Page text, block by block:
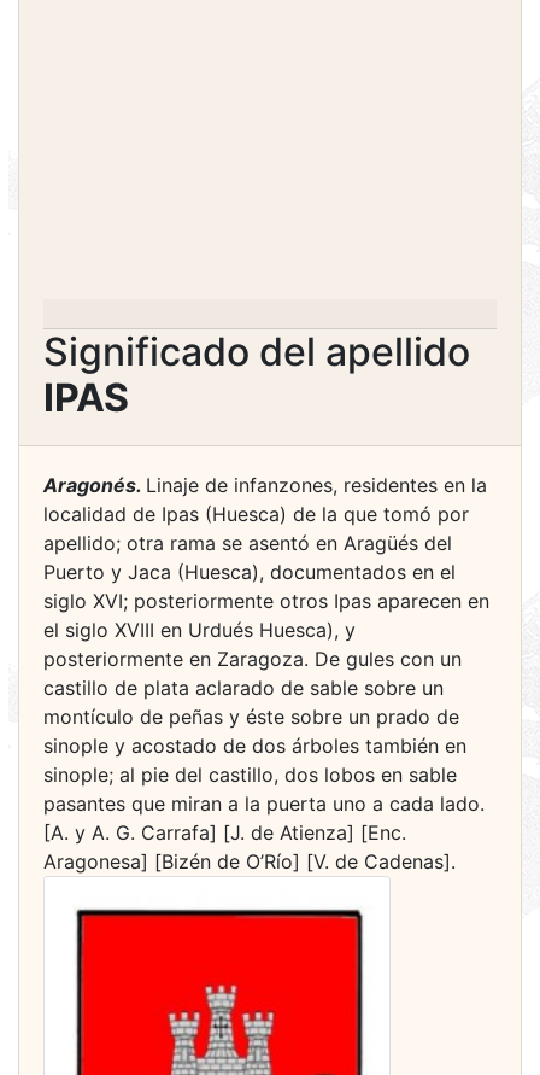
Significado del apellido
IPAS
Aragonés. Linaje de infanzones, residentes en la
localidad de Ipas (Huesca) de la que tomó por
apellido; otra rama se asentó en Aragüés del
Puerto y Jaca (Huesca), documentados en el
siglo XVI; posteriormente otros Ipas aparecen en
el siglo XVIII en Urdués Huesca), y
posteriormente en Zaragoza. De gules con un
castillo de plata aclarado de sable sobre un
montículo de peñas y éste sobre un prado de
sinople y acostado de dos árboles también en
sinople; al pie del castillo, dos lobos en sable
pasantes que miran a la puerta uno a cada lado.
[A. y A. G. Carrafa] [J. de Atienza] [Enc.
Aragonesa] [Bizén de O’Río] [V. de Cadenas].